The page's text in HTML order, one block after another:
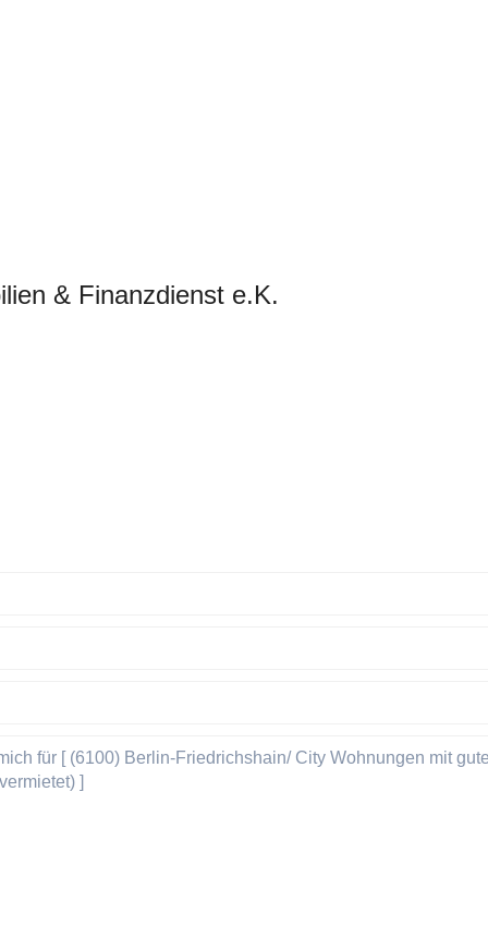
& Finanzdienst e.K.